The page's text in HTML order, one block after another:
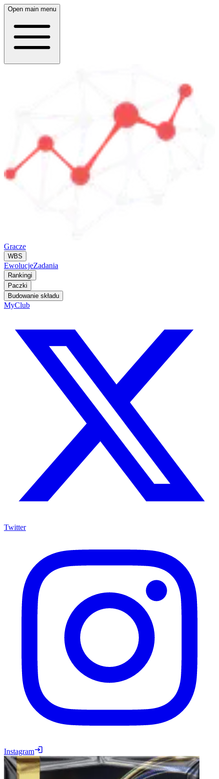
Open main menu
Gracze
WBS
EwolucjeZadania
Rankingi
Paczki
Budowanie składu
MyClub
Twitter
Instagram